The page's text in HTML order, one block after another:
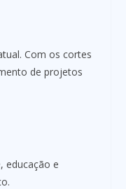
Com os cortes
de projetos
educação e